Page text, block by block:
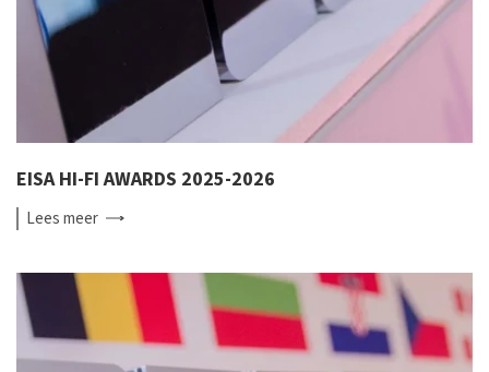
EISA HI-FI AWARDS 2025-2026
Leesmeer